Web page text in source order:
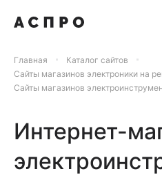
Главная
Каталог сайтов
Сайты магазинов электроники на
Сайты магазинов
Интернет-